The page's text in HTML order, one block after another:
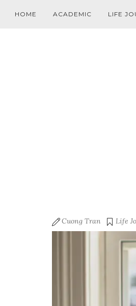
HOME ACADEMIC LIFE
Cuong Tran Life